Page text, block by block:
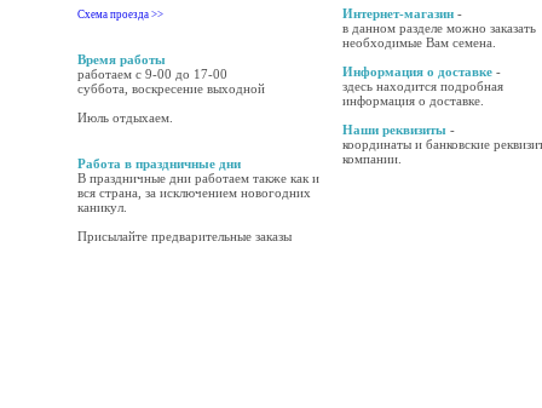
Схема проезда >>
Время работы
работаем с 9-00 до 17-00
суббота, воскресение выходной
Июль отдыхаем.
Работа в праздничные дни
В праздничные дни работаем также как и
вся страна, за исключением новогодних
каникул.
Присылайте предварительные заказы
Интернет-магазин -
в данном разделе можно заказать
необходимые Вам семена.
Информация о доставке -
здесь находится подробная
информация о доставке.
Наши реквизиты -
координаты и банковские
компании.